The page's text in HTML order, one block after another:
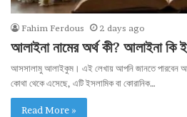
Fahim Ferdous 2 days ago
আলাইনা নামের অর্থ কী? আলাইনা কি
আসসালামু আলাইকুম। এই লেখায় আপনি জানতে পারবেন
কোথা থেকে এসেছে, এটি ইসলামিক বা কোরানিক…
Read More »